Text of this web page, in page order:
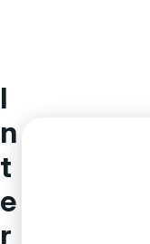
I
n
t
e
r